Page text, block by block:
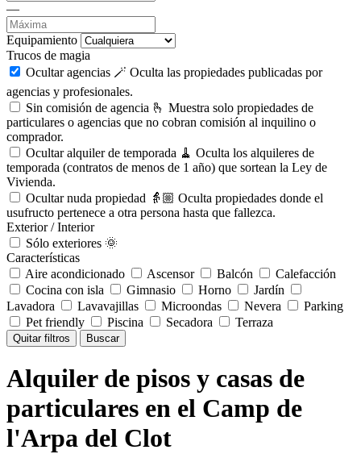
—
Equipamiento
Trucos de magia
Ocultar agencias 🪄 Oculta las propiedades publicadas por
agencias y profesionales.
Sin comisión de agencia 🫰 Muestra solo propiedades de
particulares o agencias que no cobran comisión al inquilino o
comprador.
Ocultar alquiler de temporada 🧹 Oculta los alquileres de
temporada (contratos de menos de 1 año) que sortean la Ley de
Vivienda.
Ocultar nuda propiedad 👵🏼 Oculta propiedades donde el
usufructo pertenece a otra persona hasta que fallezca.
Exterior / Interior
Sólo exteriores 🌞
Características
Aire acondicionado
Ascensor Balcón
Calefacción
Cocina con isla
Gimnasio Horno
Jardín
Lavadora
Lavavajillas Microondas Nevera
Parking
Pet friendly
Piscina Secadora Terraza
Quitar filtros Buscar
Alquiler de pisos y casas de
particulares en el Camp de
l'Arpa del Clot